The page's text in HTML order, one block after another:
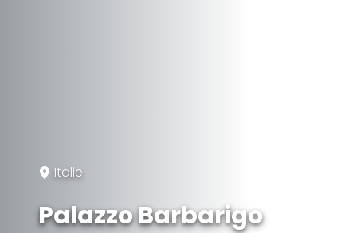
Italie
Palazzo Barbarigo